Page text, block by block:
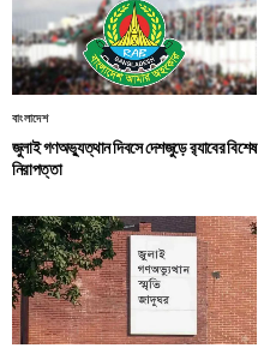
বাংলাদেশ
জুলাই গণঅভ্যুত্থান দিবসে দেশজুড়ে র‌্যাবের বিশেষ
নিরাপত্তা